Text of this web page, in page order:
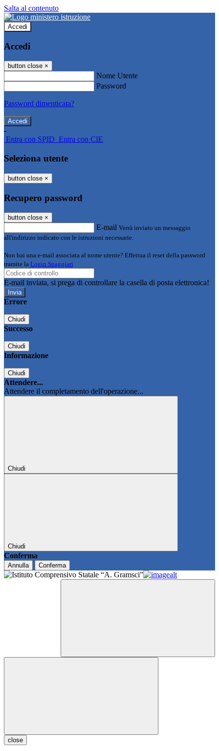
Salta al contenuto
Accedi
Accedi
button close ×
Nome Utente
Password
Password dimenticata?
-
Entra con SPID Entra con CIE
Seleziona utente
button close ×
Recupero password
button close ×
E-mail Verrà inviato un messaggio
all'indirizzo indicato con le istruzioni necessarie.
Non hai una e-mail associata al nome utente? Effettua il reset della password
tramite la Login Spaggiari
E-mail inviata, si prega di controllare la casella di posta elettronica!
Errore
Chiudi
Successo
Chiudi
Informazione
Chiudi
Attendere...
Attendere il completamento dell'operazione...
Chiudi
Chiudi
Conferma
Annulla Conferma
close